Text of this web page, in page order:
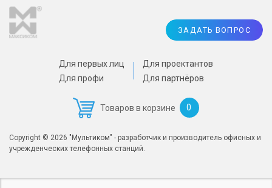
Для первых лиц
Для профи
Для проектантов
Для партнёров
Товаров в корзине 0
ЗАДАТЬ ВОПРОС
Copyright © 2026 "Мультиком" - разработчик и производитель офисных и
учрежденческих телефонных станций.